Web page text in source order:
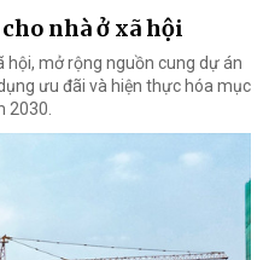
nhà ở xã hội
hội, mở rộng nguồn cung dự án
ưu đãi và hiện thực hóa mục
2030.